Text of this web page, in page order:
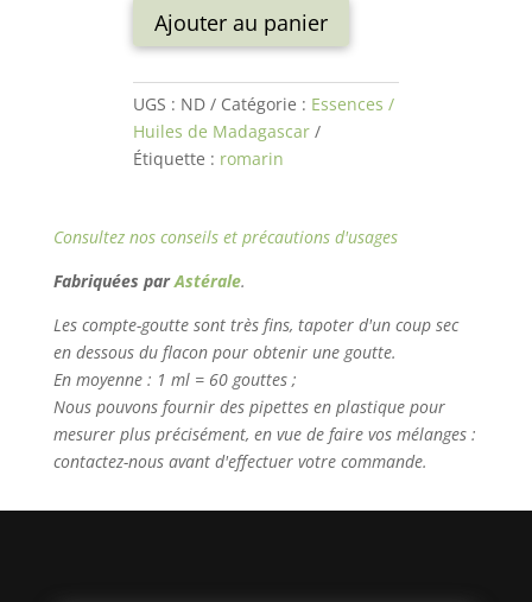
essentielle
Romarin
verbénone
Ajouter au panier
UGS : ND Catégorie : Essences /
Huiles de Madagascar
Étiquette : romarin
Consultez nos conseils et précautions d'usages
Fabriquées parAstérale.
Les compte-goutte sont très fins, tapoter d'un coup sec
en dessous du flacon pour obtenir une goutte.
En moyenne : 1 ml = 60 gouttes ;
Nous pouvons fournir des pipettes en plastique pour
mesurer plus précisément, en vue de faire vos mélanges :
contactez-nous avant d'effectuer votre commande.